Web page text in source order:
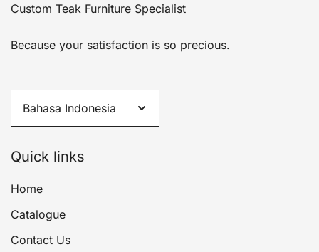
Custom Teak Furniture Specialist
Because your satisfaction is so precious.
Quick links
Home
Catalogue
Contact Us